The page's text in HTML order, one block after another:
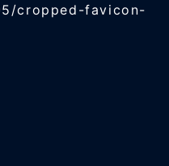
cropped-favicon-